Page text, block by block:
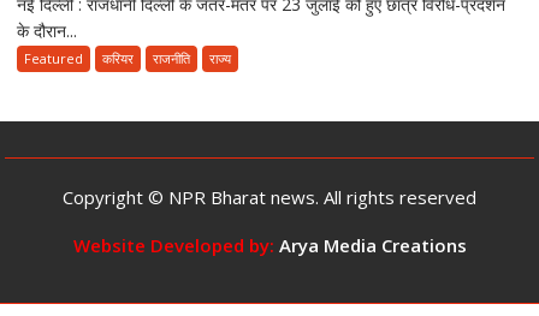
10
का
छात्रा
का
वीडियो
वायरल,
के दौरान...
Featured करियर राजनीति राज्य
Copyright © NPR Bharat news. All rights reserved
Website Developed by: Arya Media Creations